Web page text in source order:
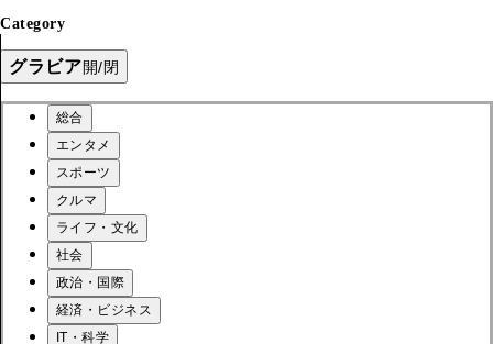
Category
グラビア開/閉
総合
エンタメ
スポーツ
クルマ
ライフ・文化
社会
政治・国際
経済・ビジネス
IT・科学